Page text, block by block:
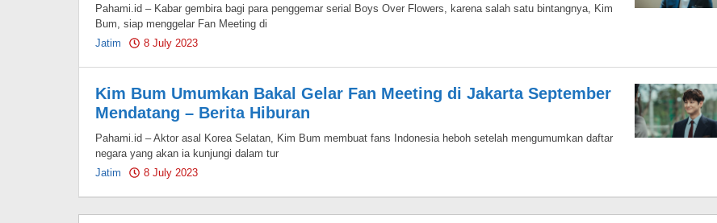
Pahami.id – Kabar gembira bagi para penggemar serial Boys Over Flowers, karena salah satu bintangnya, Kim
Bum, siap menggelar Fan Meeting di
Jatim
8 July 2023
Kim Bum Umumkan Bakal Gelar Fan Meeting di Jakarta September
Mendatang – Berita Hiburan
Pahami.id – Aktor asal Korea Selatan, Kim Bum membuat fans Indonesia heboh setelah mengumumkan daftar
negara yang akan ia kunjungi dalam tur
Jatim
8 July 2023